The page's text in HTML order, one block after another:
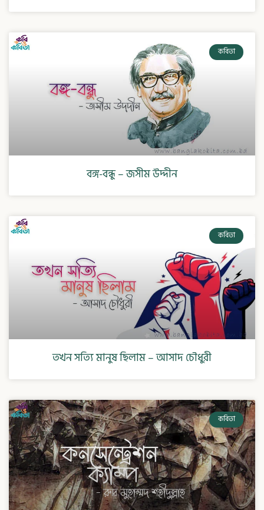
কবিতা
বঙ্গ-বন্ধু – জসীম উদ্দীন
কবিতা
তখন সত্যি মানুষ ছিলাম – আসাদ চৌধুরী
কবিতা